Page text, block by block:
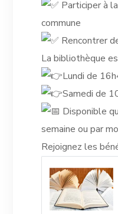
Participer à
commune
Rencontrer
La bibliothèque
Lundi de
Samedi de
Disponible
semaine ou par
Rejoignez les